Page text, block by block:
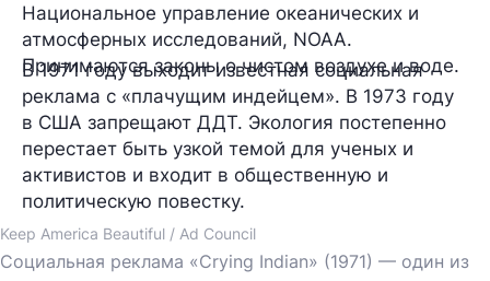
Национальное управление океанических и
атмосферных исследований, NOAA.
Принимаются законы о чистом воздухе и воде.
В 1971 году выходит известная социальная
реклама с «плачущим индейцем». В 1973 году
в США запрещают ДДТ. Экология постепенно
перестает быть узкой темой для ученых и
активистов и входит в общественную и
политическую повестку.
Keep America Beautiful / Ad Council
Социальная реклама «Crying Indian» (1971) — один из